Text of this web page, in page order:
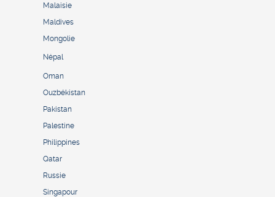
Malaisie
Maldives
Mongolie
Népal
Oman
Ouzbékistan
Pakistan
Palestine
Philippines
Qatar
Russie
Singapour